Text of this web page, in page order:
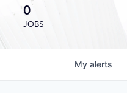
0
JOBS
My alerts